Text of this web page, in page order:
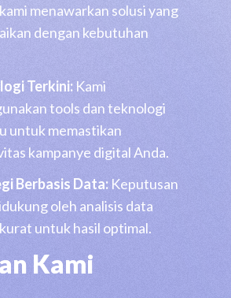
menawarkan solusi yang
dengan kebutuhan
Terkini:Kami
tools dan teknologi
untuk memastikan
kampanye digital Anda.
Berbasis Data:Keputusan
oleh analisis data
untuk hasil optimal.
Kami